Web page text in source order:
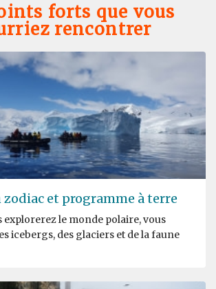
forts que vous
rencontrer
zodiac et programme à terre
explorerez le monde polaire, vous
icebergs, des glaciers et de la faune